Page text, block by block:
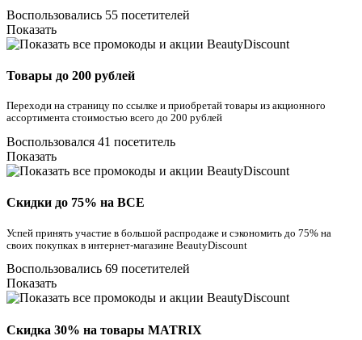
Воспользовались 55 посетителей
Показать
Товары до 200 рублей
Переходи на страницу по ссылке и приобретай товары из акционного
ассортимента стоимостью всего до 200 рублей
Воспользовался 41 посетитель
Показать
Скидки до 75% на ВСЕ
Успей принять участие в большой распродаже и сэкономить до 75% на
своих покупках в интернет-магазине BeautyDiscount
Воспользовались 69 посетителей
Показать
Скидка 30% на товары MATRIX